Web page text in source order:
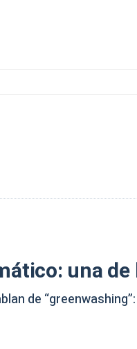
una
de